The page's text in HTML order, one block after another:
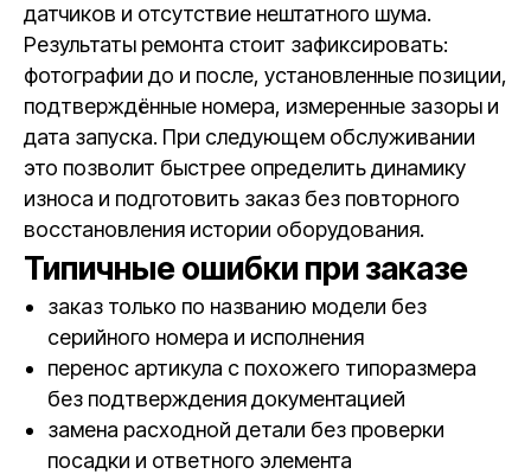
датчиков и отсутствие нештатного шума.
Результаты ремонта стоит зафиксировать:
фотографии до и после, установленные позиции,
подтверждённые номера, измеренные зазоры и
дата запуска. При следующем обслуживании
это позволит быстрее определить динамику
износа и подготовить заказ без повторного
восстановления истории оборудования.
Типичные ошибки при заказе
заказ только по названию модели без
серийного номера и исполнения
перенос артикула с похожего типоразмера
без подтверждения документацией
замена расходной детали без проверки
посадки и ответного элемента